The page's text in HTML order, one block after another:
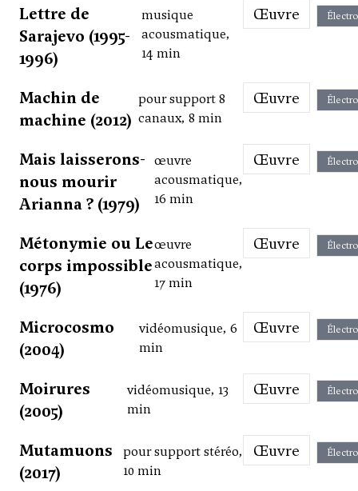
Lettre de
Sarajevo (1995-
1996)
musique
acousmatique,
14 min
Œuvre
Machin de
machine (2012)
pour support 8
canaux, 8 min
Œuvre
Mais laisserons-
nous mourir
Arianna ? (1979)
œuvre
acousmatique,
16 min
Œuvre
Métonymie ou Le
corps impossible
(1976)
œuvre
acousmatique,
17 min
Œuvre
Microcosmo
(2004)
vidéomusique, 6
min
Œuvre
Moirures
(2005)
vidéomusique, 13
min
Œuvre
Mutamuons
(2017)
pour support stéréo,
10 min
Œuvre